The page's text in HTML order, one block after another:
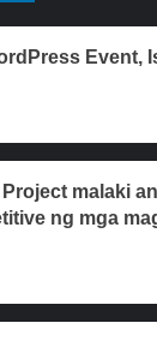
Event,
malaki
ng mga